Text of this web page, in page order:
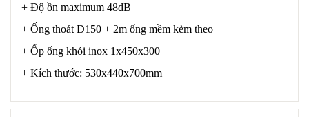
+ Độ ồn maximum 48dB
+ Ống thoát D150 + 2m ống mềm kèm theo
+ Ốp ống khói inox 1x450x300
+ Kích thước: 530x440x700mm